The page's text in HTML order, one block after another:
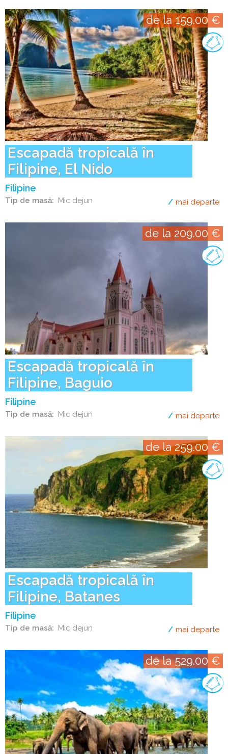
Escapadă tropicală în
Filipine, El Nido
Filipine
Tip de masă Mic dejun
de la 159.00 €
mai departe
Escapadă tropicală în
Filipine, Baguio
Filipine
Tip de masă Mic dejun
de la 209.00 €
mai departe
Escapadă tropicală în
Filipine, Batanes
Filipine
Tip de masă Mic dejun
de la 259.00 €
mai departe
de la 529.00 €